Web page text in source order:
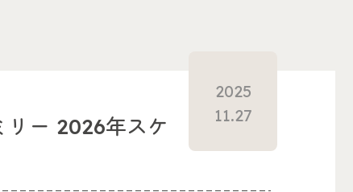
リー 2026年スケ
2025
11.27